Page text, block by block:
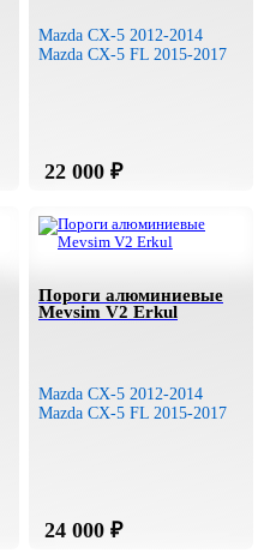
Mazda CX-5 2012-2014
Mazda CX-5 FL 2015-2017
Пороги алюминиевые
Mevsim V2 Erkul
Mazda CX-5 2012-2014
Mazda CX-5 FL 2015-2017